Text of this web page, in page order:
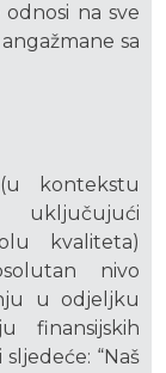
na sve
sa
kontekstu
uključujući
kvaliteta)
nivo
u odjeljku
finansijskih
“Naš